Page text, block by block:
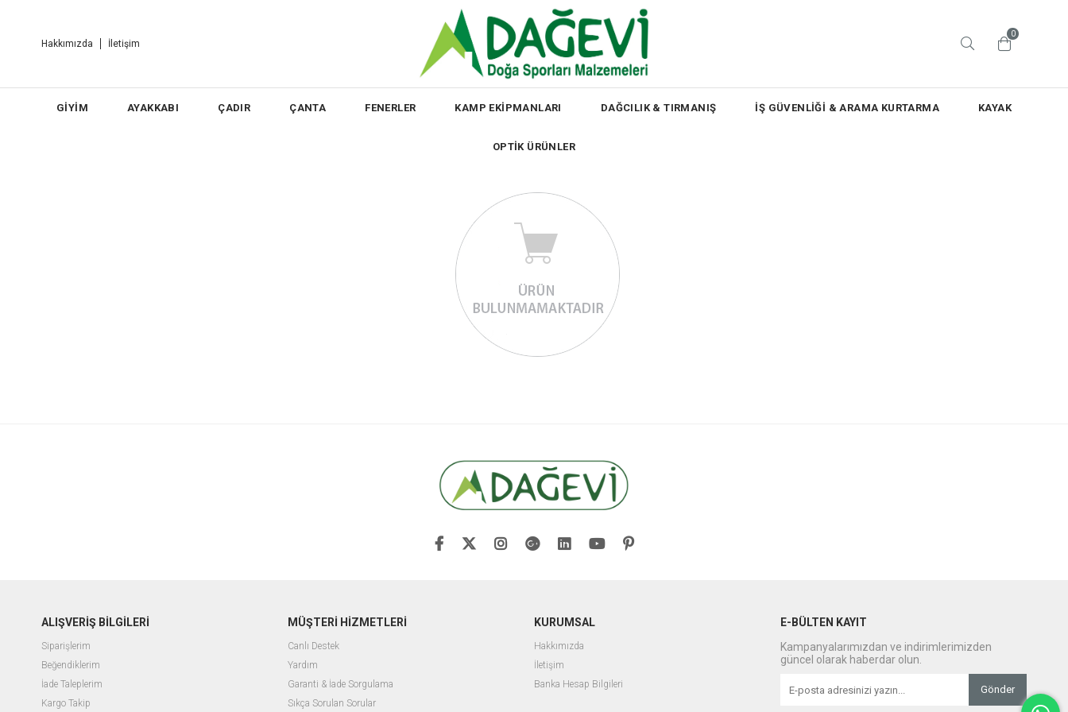
Hakkımızda İletişim
0
GİYİM AYAKKABI ÇADIR ÇANTA FENERLER KAMP EKİPMANLARI DAĞCILIK & TIRMANIŞ İŞ GÜVENLİĞİ & ARAMA KURTARMA KAYAK
OPTİK ÜRÜNLER
ALIŞVERİŞ BİLGİLERİ
Siparişlerim
Beğendiklerim
İade Taleplerim
Kargo Takip
MÜŞTERİ HİZMETLERİ
Canlı Destek
Yardım
Garanti & İade Sorgulama
Sıkça Sorulan Sorular
KURUMSAL
Hakkımızda
İletişim
Banka Hesap Bilgileri
E-BÜLTEN KAYIT
Kampanyalarımızdan ve indirimlerimizden
güncel olarak haberdar olun.
Gönder